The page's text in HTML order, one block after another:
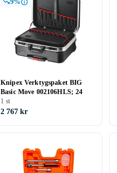
9%
Knipex Verktygspaket BIG
Basic Move 002106HLS; 24
1 st
2 767 kr